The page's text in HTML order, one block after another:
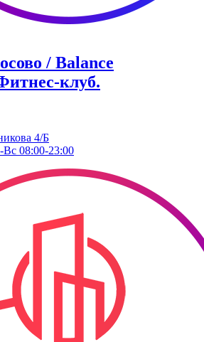
/ Balance
клуб.
4/Б
08:00-23:00